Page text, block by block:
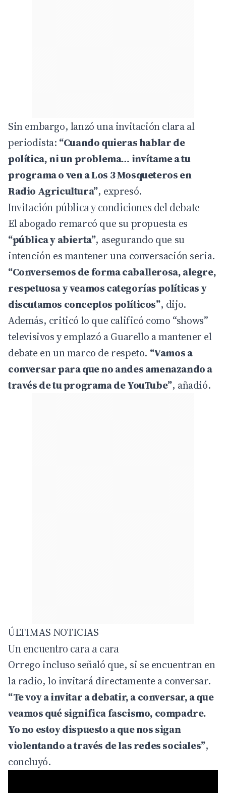
Sin embargo, lanzó una invitación clara al
periodista: “Cuando quieras hablar de
política, ni un problema… invítame a tu
programa o ven a Los 3 Mosqueteros en
Radio Agricultura”, expresó.
Invitación pública y condiciones del debate
El abogado remarcó que su propuesta es
“pública y abierta”, asegurando que su
intención es mantener una conversación seria.
“Conversemos de forma caballerosa, alegre,
respetuosa y veamos categorías políticas y
discutamos conceptos políticos”, dijo.
Además, criticó lo que calificó como “shows”
televisivos y emplazó a Guarello a mantener el
debate en un marco de respeto. “Vamos a
conversar para que no andes amenazando a
través de tu programa de YouTube”, añadió.
ÚLTIMAS NOTICIAS
Un encuentro cara a cara
Orrego incluso señaló que, si se encuentran en
la radio, lo invitará directamente a conversar.
“Te voy a invitar a debatir, a conversar, a que
veamos qué significa fascismo, compadre.
Yo no estoy dispuesto a que nos sigan
violentando a través de las redes sociales”,
concluyó.